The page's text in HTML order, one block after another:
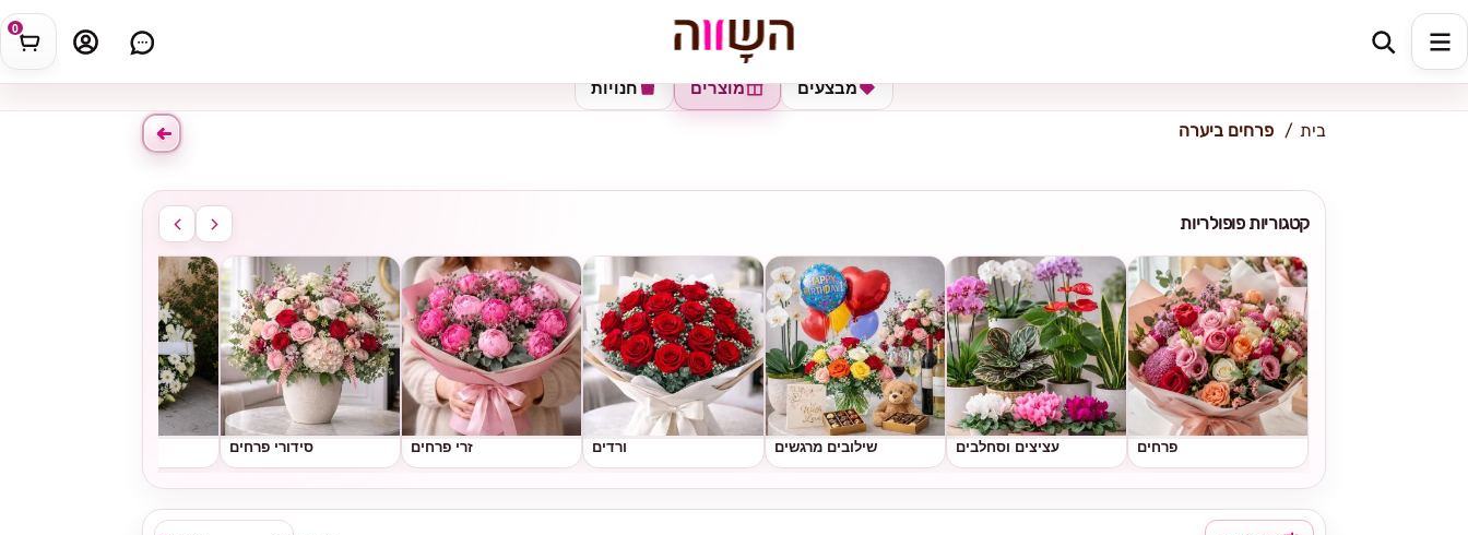
0 כתובת למשלוח
חנויות מוצרים מבצעים
בית פרחים ביערה
קטגוריות פופולריות
פרחים עציצים וסחלבים שילובים מרגשים ורדים זרי פרחים סידורי פרחים